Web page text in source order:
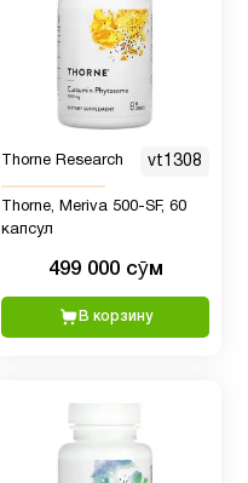
Thorne Research vt1308
Thorne, Meriva 500-SF, 60
капсул
499 000 сӯм
В корзину